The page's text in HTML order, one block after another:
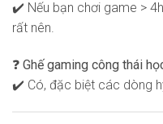
✔️ Nếu bạn chơi game >
rất nên.
❓ Ghế gaming công thái
✔️ Có, đặc biệt các dòng